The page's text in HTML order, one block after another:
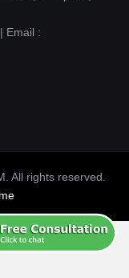
Email :
All rights reserved.